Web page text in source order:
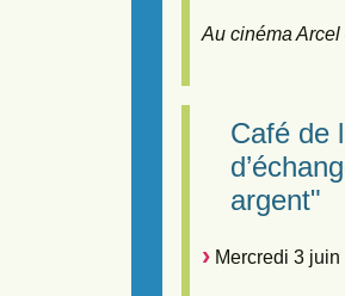
Au cinéma
Café de
argent"
Mercredi 3